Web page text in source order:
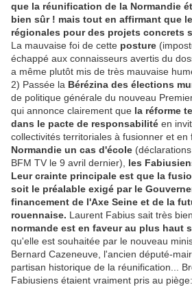
que la réunification de la Normandie
bien sûr ! mais tout en affirmant que
régionales pour des projets concrets
La mauvaise foi de cette posture
échappé aux connaisseurs avertis du
a même plutôt mis de très mauvaise
2) Passée la Bérézina des élections
de politique générale du nouveau
qui annonce clairement que la réforme
dans le pacte de responsabilité en
collectivités territoriales à fusionner et en
Normandie un cas d'école
BFM TV le 9 avril dernier),
les
Leur crainte principale est que la
soit le préalable exigé par le
financement de l'Axe Seine et de la
rouennaise. Laurent Fabius sait très
normande est en faveur au plus haut
qu'elle est souhaitée par le nouveau
Bernard Cazeneuve, l'ancien député-
partisan historique de la réunification...
Fabiusiens étaient vraiment pris au